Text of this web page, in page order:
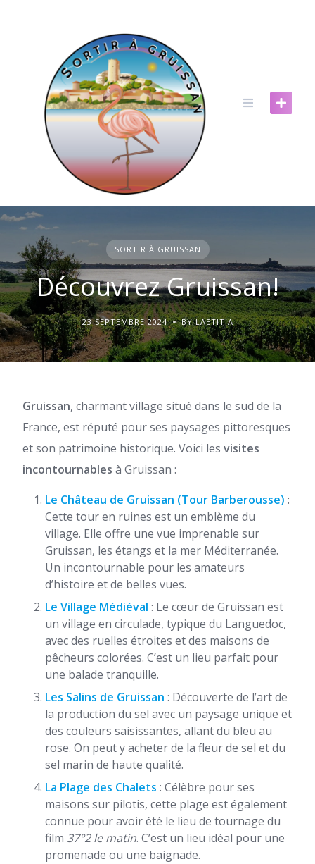
SORTIR À GRUISSAN
Découvrez Gruissan!
23 SEPTEMBRE 2024 BY LAETITIA
Gruissan, charmant village situé dans le sud de la
France, est réputé pour ses paysages pittoresques
et son patrimoine historique. Voici les visites
incontournables à Gruissan :
Le Château de Gruissan (Tour Barberousse) :
Cette tour en ruines est un emblème du
village. Elle offre une vue imprenable sur
Gruissan, les étangs et la mer Méditerranée.
Un incontournable pour les amateurs
d’histoire et de belles vues.
Le Village Médiéval : Le cœur de Gruissan est
un village en circulade, typique du Languedoc,
avec des ruelles étroites et des maisons de
pêcheurs colorées. C’est un lieu parfait pour
une balade tranquille.
Les Salins de Gruissan : Découverte de l’art de
la production du sel avec un paysage unique et
des couleurs saisissantes, allant du bleu au
rose. On peut y acheter de la fleur de sel et du
sel marin de haute qualité.
La Plage des Chalets : Célèbre pour ses
maisons sur pilotis, cette plage est également
connue pour avoir été le lieu de tournage du
film 37°2 le matin. C’est un lieu idéal pour une
promenade ou une baignade.